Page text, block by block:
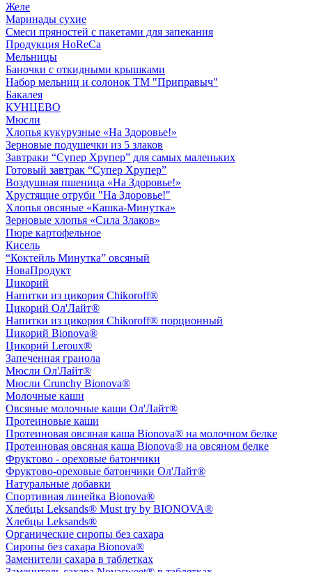
Желе
Маринады сухие
Смеси пряностей с пакетами для запекания
Продукция HoReCa
Мельницы
Баночки с откидными крышками
Набор мельниц и солонок ТМ "Приправыч"
Бакалея
КУНЦЕВО
Мюсли
Хлопья кукурузные «На Здоровье!»
Зерновые подушечки из 5 злаков
Завтраки “Супер Хрупер” для самых маленьких
Готовый завтрак “Супер Хрупер”
Воздушная пшеница «На Здоровье!»
Хрустящие отруби "На Здоровье!"
Хлопья овсяные «Кашка-Минутка»
Зерновые хлопья «Сила Злаков»
Пюре картофельное
Кисель
“Коктейль Минутка” овсяный
НоваПродукт
Цикорий
Напитки из цикория Chikoroff®
Цикорий Ол'Лайт®
Напитки из цикория Chikoroff® порционный
Цикорий Bionova®
Цикорий Leroux®
Запеченная гранола
Мюсли Ол'Лайт®
Мюсли Crunchy Bionova®
Молочные каши
Овсяные молочные каши Ол'Лайт®
Протеиновые каши
Протеиновая овсяная каша Bionova® на молочном белке
Протеиновая овсяная каша Bionova® на овсяном белке
Фруктово - ореховые батончики
Фруктово-ореховые батончики Ол'Лайт®
Натуральные добавки
Спортивная линейка Bionova®
Хлебцы Leksands® Must try by BIONOVA®
Хлебцы Leksands®
Органические сиропы без сахара
Сиропы без сахара Bionova®
Заменители сахара в таблетках